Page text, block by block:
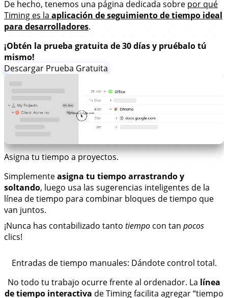
De hecho, tenemos una página dedicada sobre por qué
Timing es la aplicación de seguimiento de tiempo ideal
para desarrolladores.
¡Obtén la prueba gratuita de 30 días y pruébalo tú
mismo!
Descargar Prueba Gratuita
Asigna tu tiempo a proyectos.
Simplementeasigna tu tiempo arrastrando y
soltando, luego usa las sugerencias inteligentes de la
línea de tiempo para combinar bloques de tiempo que
van juntos.
¡Nunca has contabilizado tanto tiempo con tan pocos
clics!
Entradas de tiempo manuales: Dándote control total.
No todo tu trabajo ocurre frente al ordenador. La línea
de tiempo interactiva de Timing facilita agregar “tiempo